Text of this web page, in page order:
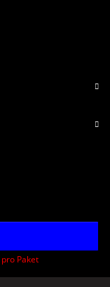
pro Paket